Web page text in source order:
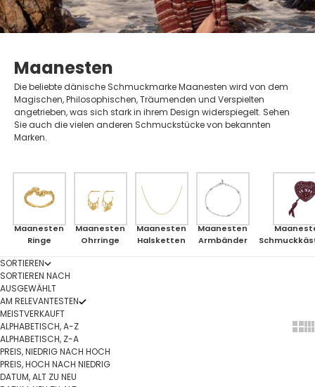
Maanesten
Die beliebte dänische Schmuckmarke Maanesten wird von dem
Magischen, Philosophischen, Träumenden und Verspielten
angetrieben, was sich stark in ihrem Design widerspiegelt. Sehen
Sie auch die vielen anderen Schmuckstücke von bekannten
Marken.
Maanesten
Ringe
Maanesten
Ohrringe
Maanesten
Halsketten
Maanesten
Armbänder
SORTIEREN
SORTIEREN NACH
AUSGEWÄHLT
AM RELEVANTESTEN
MEISTVERKAUFT
ALPHABETISCH, A-Z
ALPHABETISCH, Z-A
PREIS, NIEDRIG NACH HOCH
PREIS, HOCH NACH NIEDRIG
DATUM, ALT ZU NEU